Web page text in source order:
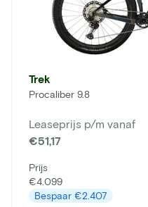
Trek
Procaliber 9.8
Leaseprijs p/m vanaf
€51,17
Prijs
€4.099
Bespaar €2.407